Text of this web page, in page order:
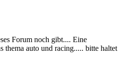
Forum noch gibt.... Eine
thema auto und racing..... bitte haltet